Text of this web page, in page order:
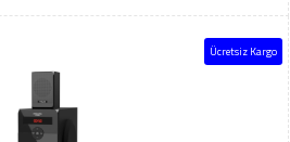
Ücretsiz Kargo